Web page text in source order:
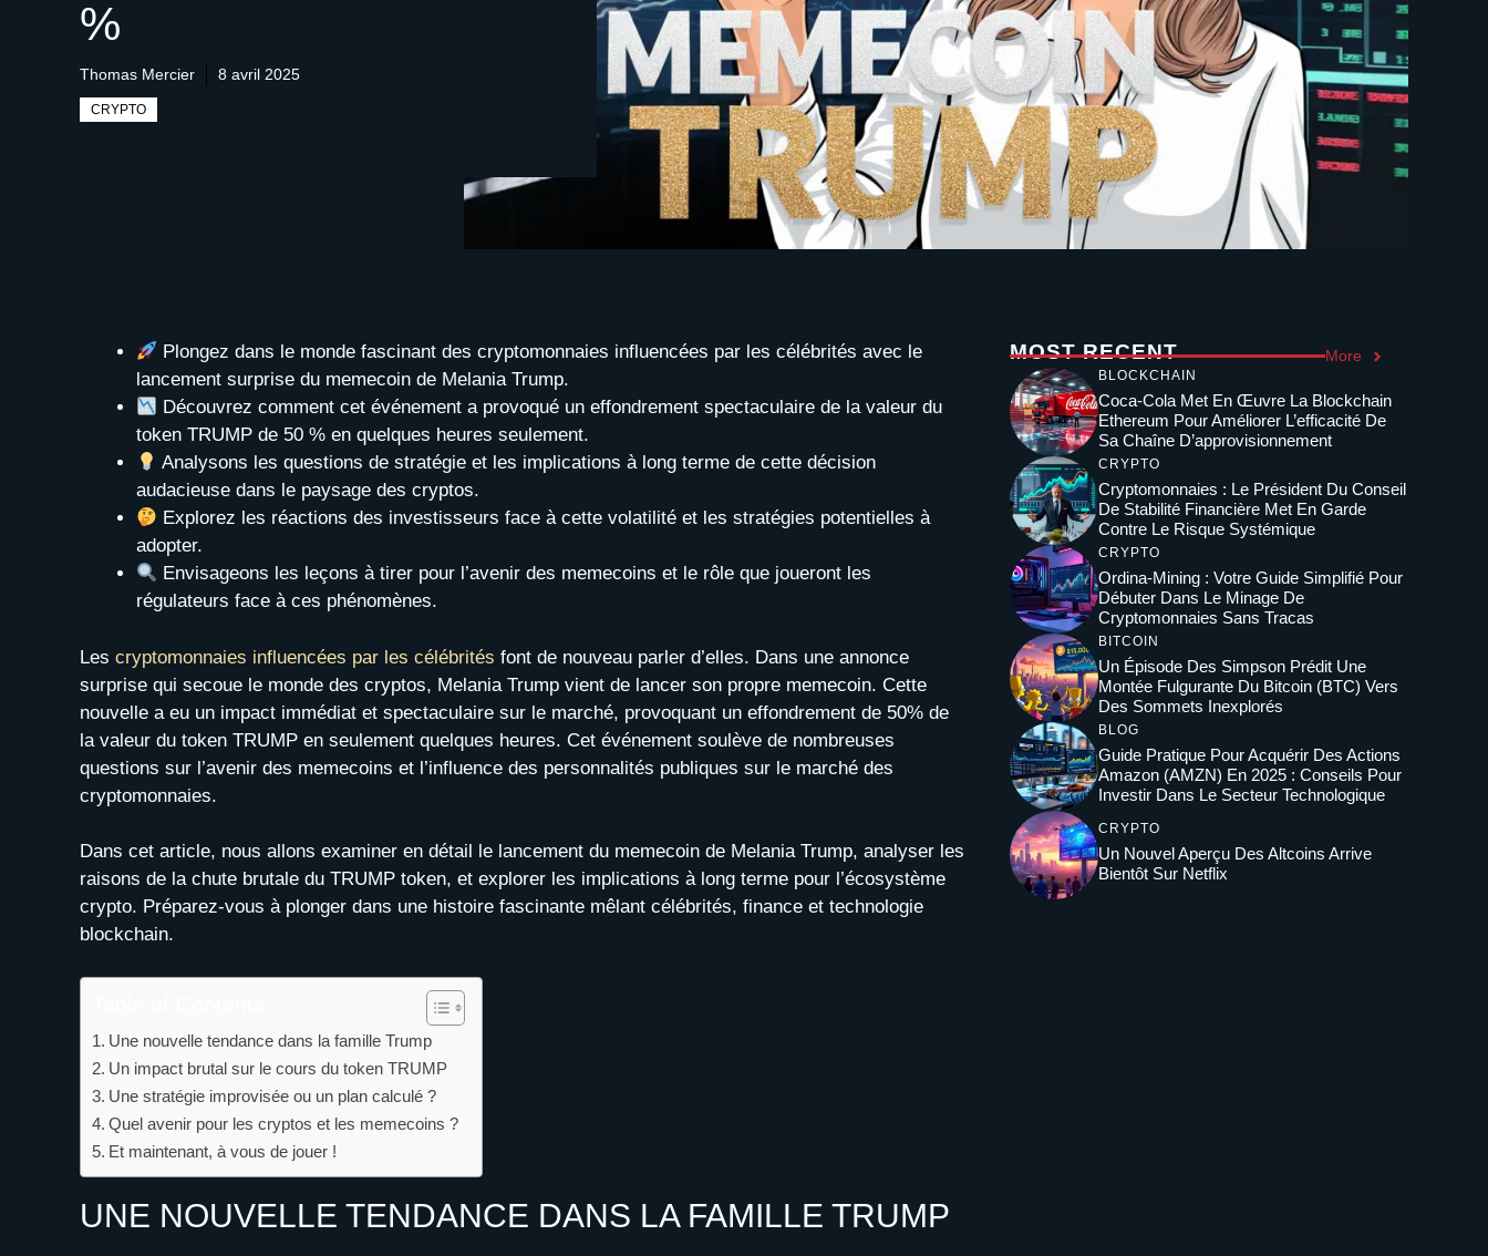
%
Thomas Mercier 8 avril 2025
CRYPTO
Plongez dans le monde fascinant des cryptomonnaies influencées par les célébrités avec le
lancement surprise du memecoin de Melania Trump.
Découvrez comment cet événement a provoqué un effondrement spectaculaire de la valeur du
token TRUMP de 50 % en quelques heures seulement.
Analysons les questions de stratégie et les implications à long terme de cette décision
audacieuse dans le paysage des cryptos.
Explorez les réactions des investisseurs face à cette volatilité et les stratégies potentielles à
adopter.
Envisageons les leçons à tirer pour l’avenir des memecoins et le rôle que joueront les
régulateurs face à ces phénomènes.
Les cryptomonnaies influencées par les célébrités font de nouveau parler d’elles. Dans une annonce
surprise qui secoue le monde des cryptos, Melania Trump vient de lancer son propre memecoin. Cette
nouvelle a eu un impact immédiat et spectaculaire sur le marché, provoquant un effondrement de 50% de
la valeur du token TRUMP en seulement quelques heures. Cet événement soulève de nombreuses
questions sur l’avenir des memecoins et l’influence des personnalités publiques sur le marché des
cryptomonnaies.
Dans cet article, nous allons examiner en détail le lancement du memecoin de Melania Trump, analyser les
raisons de la chute brutale du TRUMP token, et explorer les implications à long terme pour l’écosystème
crypto. Préparez-vous à plonger dans une histoire fascinante mêlant célébrités, finance et technologie
blockchain.
Une nouvelle tendance dans la famille Trump
Un impact brutal sur le cours du token TRUMP
Une stratégie improvisée ou un plan calculé ?
Quel avenir pour les cryptos et les memecoins ?
Et maintenant, à vous de jouer !
UNE NOUVELLE TENDANCE DANS LA FAMILLE TRUMP
MOST RECENT More
BLOCKCHAIN
Coca-Cola Met En Œuvre La Blockchain
Ethereum Pour Améliorer L’efficacité De
Sa Chaîne D’approvisionnement
CRYPTO
Cryptomonnaies : Le Président Du Conseil
De Stabilité Financière Met En Garde
Contre Le Risque Systémique
CRYPTO
Ordina-Mining : Votre Guide Simplifié Pour
Débuter Dans Le Minage De
Cryptomonnaies Sans Tracas
BITCOIN
Un Épisode Des Simpson Prédit Une
Montée Fulgurante Du Bitcoin (BTC) Vers
Des Sommets Inexplorés
BLOG
Guide Pratique Pour Acquérir Des Actions
Amazon (AMZN) En 2025 : Conseils Pour
Investir Dans Le Secteur Technologique
CRYPTO
Un Nouvel Aperçu Des Altcoins Arrive
Bientôt Sur Netflix